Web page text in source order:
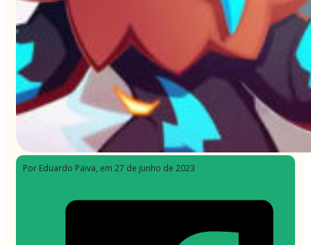
Por Eduardo Paiva, em 27 de junho de 2023